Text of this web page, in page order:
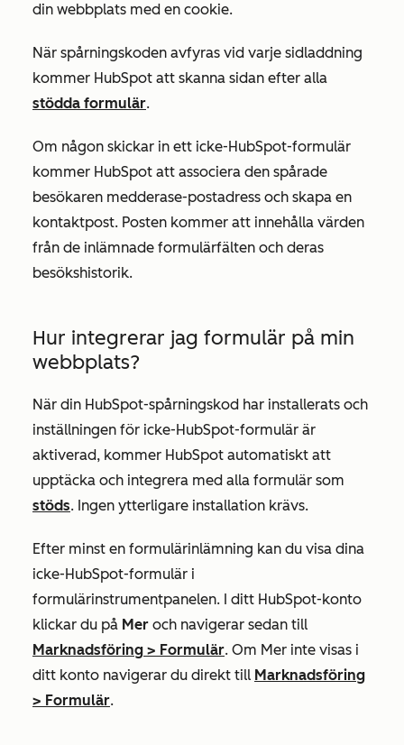
din webbplats med en cookie.
När spårningskoden avfyras vid varje sidladdning
kommer HubSpot att skanna sidan efter alla
stödda formulär.
Om någon skickar in ett icke-HubSpot-formulär
kommer HubSpot att associera den spårade
besökaren medderase-postadress och skapa en
kontaktpost. Posten kommer att innehålla värden
från de inlämnade formulärfälten och deras
besökshistorik.
Hur integrerar jag formulär på min
webbplats?
När din HubSpot-spårningskod har installerats och
inställningen för icke-HubSpot-formulär är
aktiverad, kommer HubSpot automatiskt att
upptäcka och integrera med alla formulär som
stöds. Ingen ytterligare installation krävs.
Efter minst en formulärinlämning kan du visa dina
icke-HubSpot-formulär i
formulärinstrumentpanelen. I ditt HubSpot-konto
klickar du på Mer och navigerar sedan till
Marknadsföring > Formulär. Om Mer inte visas i
ditt konto navigerar du direkt till Marknadsföring
> Formulär.